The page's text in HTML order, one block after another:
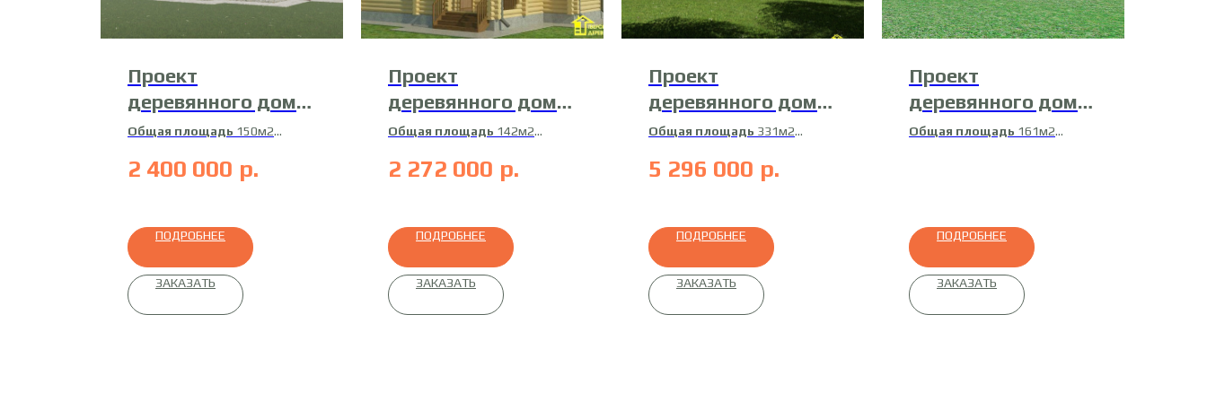
Проект
деревянного дома
21-Д-2
Общая площадь 150м2
Материалпрофилированный
2 400 000 р.
ПОДРОБНЕЕ
ЗАКАЗАТЬ
Проект
деревянного дома
14-Д-7
Общая площадь 142м2
Материалпрофилированный
2 272 000 р.
ПОДРОБНЕЕ
ЗАКАЗАТЬ
Проект
деревянного дома
17-ДК-5
Общая площадь 331м2
Материалсухой
5 296 000 р.
ПОДРОБНЕЕ
ЗАКАЗАТЬ
Проект
деревянного дома
15-Д-10
Общая площадь 161м2
ПОДРОБНЕЕ
ЗАКАЗАТЬ